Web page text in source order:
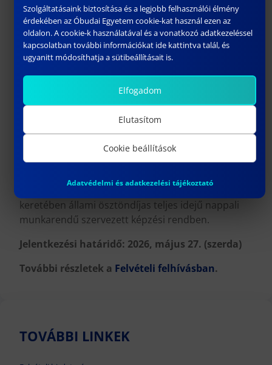
IMDI), önköltséges részidős levelező munkarendű
szervezett képzési rendben (kivéve ÉDTDI),
államilag további ösztöndíjjal támogatott
„Kooperatív Doktori Képzés” formájában,
önköltséges kutatói kiválósági doktori képzés
formában (kivéve ATDI, ÉDTDI), valamint egyéni
felkészülés formájában.
Továbbá DLA fokozat megszerzésére irányuló
doktori képzés indul az
Építészet, Design és Technológia Doktori
Iskola (ÉDTDI)
keretében állami ösztöndíjas teljes idejű nappali
munkarendű szervezett képzési rendben.
Jelentkezési határidő: 2026, május 27. (szerda)
További részletek a Felvételi felhívásban.
TOVÁBBI LINKEK
Szolgáltatásaink biztosítása és a legjobb felhasználói élmény
érdekében az Óbudai Egyetem cookie-kat használ ezen az
oldalon. A cookie-k használatával és a vonatkozó adatkezeléssel
kapcsolatban további információkat ide kattintva talál, és
ugyanitt módosíthatja a sütibeállításait is.
Elfogadom
Elutasítom
Cookie beállítások
Adatvédelmi és adatkezelési tájékoztató